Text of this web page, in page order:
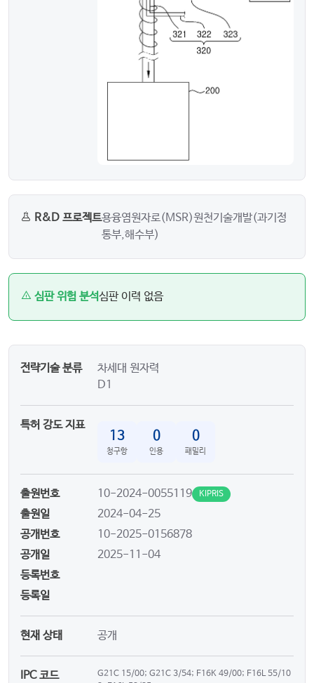
R&D 프로젝트용융염원자로(MSR)원천기술개발(과기정
통부,해수부)
심판 위험 분석심판 이력 없음
전략기술 분류
차세대 원자력
D1
특허 강도 지표
13
청구항
0
인용
0
패밀리
출원번호 10-2024-0055119 KIPRIS
출원일
2024-04-25
공개번호
10-2025-0156878
공개일
2025-11-04
등록번호
등록일
현재 상태 공개
IPC 코드
G21C 15/00; G21C 3/54; F16K 49/00; F16L 55/10